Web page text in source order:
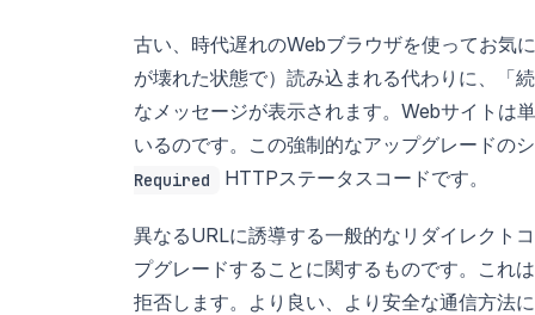
古い、時代遅れのWebブラウザを使ってお気
が壊れた状態で）読み込まれる代わりに、「
なメッセージが表示されます。Webサイトは
いるのです。この強制的なアップグレードの
Required HTTPステータスコードです。
異なるURLに誘導する一般的なリダイレクト
プグレードすることに関するものです。これ
拒否します。より良い、より安全な通信方法